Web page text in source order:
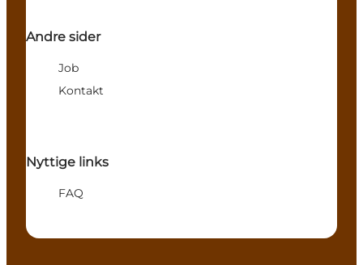
Andre sider
Job
Kontakt
Nyttige links
FAQ